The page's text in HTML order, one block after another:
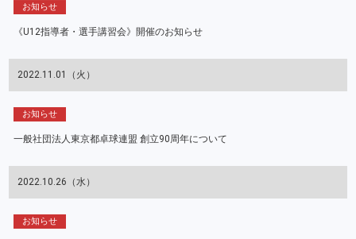
お知らせ
《U12指導者・選手講習会》開催のお知らせ
2022.11.01（火）
お知らせ
一般社団法人東京都卓球連盟 創立90周年について
2022.10.26（水）
お知らせ